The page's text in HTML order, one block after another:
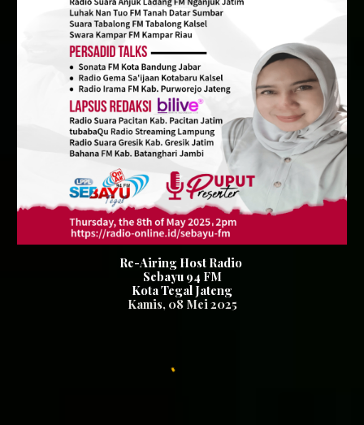
Re-Airing Host Radio
Sebayu 94 FM
Kota Tegal Jateng
Kamis, 08Mei 2025